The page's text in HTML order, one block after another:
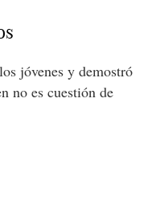
jóvenes y demostró
no es cuestión de